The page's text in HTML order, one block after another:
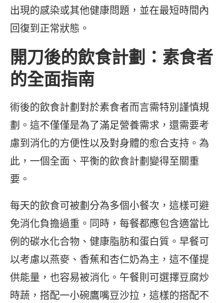
出現的感染或其他健康問題，並在最短時間內
回復到正常狀態。
開刀後的飲食計劃：素食者
的全面指南
術後的飲食計劃對於素食者而言需特別謹慎規
劃。這不僅僅是為了滿足營養需求，還需要考
慮到消化的方便性以及對身體的愈合支持。為
此，一個全面、平衡的飲食計劃變得至關重
要。
每天的飲食可被劃分為多個小餐次，這樣可避
免消化負擔過重。同時，每餐都應包含適當比
例的碳水化合物、健康脂肪和蛋白質。早餐可
以考慮以燕麥、香蕉和杏仁奶為主，這不僅提
供能量，也容易被消化。午餐則可選擇豆腐炒
時蔬，搭配一小碗鷹嘴豆沙拉，這樣的搭配不